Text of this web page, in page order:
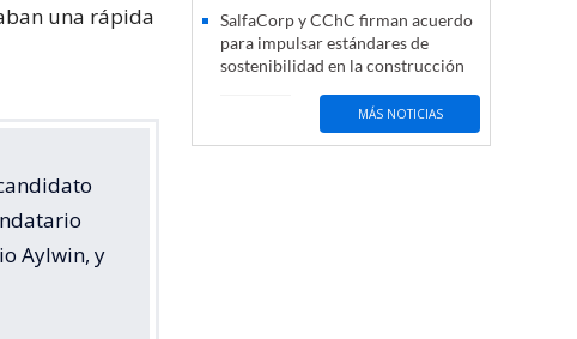
una rápida
Aylwin, y
SalfaCorp y CChC firman acuerdo
para impulsar estándares de
sostenibilidad en la construcción
MÁS NOTICIAS